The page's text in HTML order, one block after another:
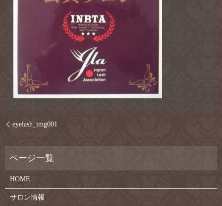
eyelash_img001
HOME
サロン情報